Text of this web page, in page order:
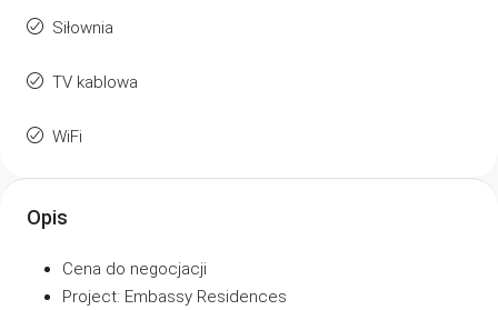
Siłownia
TV kablowa
WiFi
Opis
Cena do negocjacji
Project: Embassy Residences